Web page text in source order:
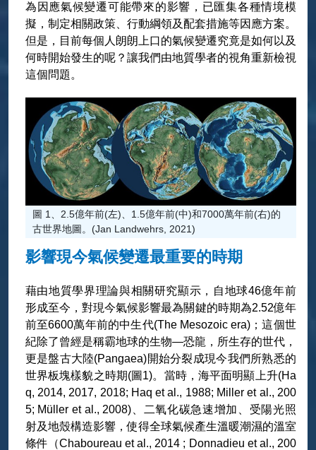
為因應氣候變遷可能帶來的影響，已匯集各種情境模
擬，制定相關政策、行動綱領及配套措施等因應方案。
但是，目前每個人朗朗上口的氣候變遷究竟是如何以及
何時開始發生的呢？讓我們由地質學者的視角重新檢視
這個問題。
圖 1、2.5億年前(左)、1.5億年前(中)和7000萬年前(右)的
古世界地圖。(Jan Landwehrs, 2021)
影響現今氣候變遷最重要的時期
藉由地質學界理論與相關研究顯示，自地球46億年前
形成至今，對現今氣候影響最為關鍵的時期為2.52億年
前至6600萬年前的中生代(The Mesozoic era)；這個世
紀除了曾經是稱霸地球的生物—恐龍，所生存的世代，
更是盤古大陸(Pangaea)開始分裂成現今我們所熟悉的
世界板塊樣貌之時期(圖1)。當時，海平面明顯上升(Ha
q, 2014, 2017, 2018; Haq et al., 1988; Miller et al., 200
5; Müller et al., 2008)、二氧化碳急速增加、受陽光照
射及地殼構造影響，使得全球氣候產生溫暖潮濕的溫室
條件（Chaboureau et al., 2014 ; Donnadieu et al., 200